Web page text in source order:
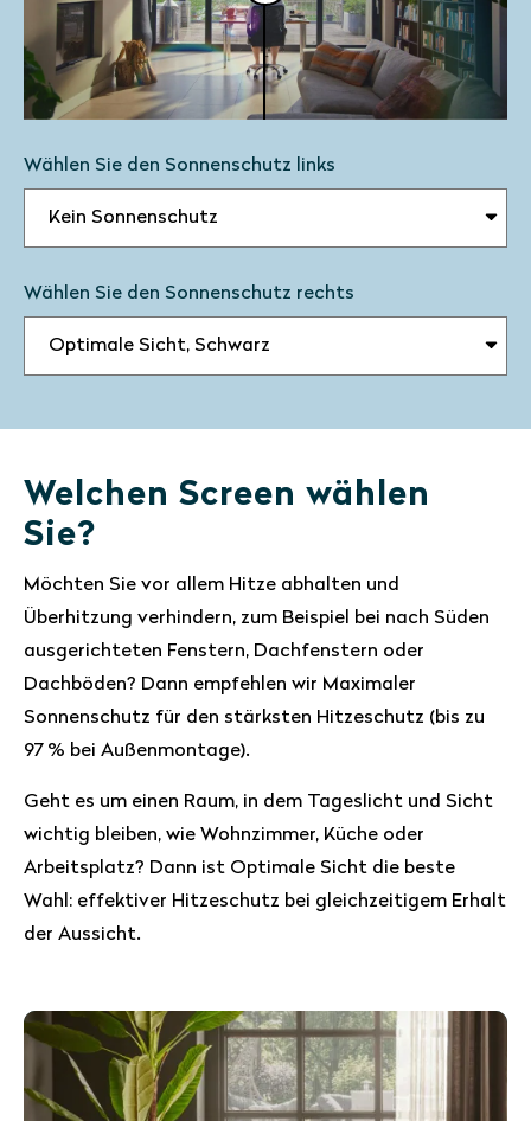
Wählen Sie den Sonnenschutz links
Wählen Sie den Sonnenschutz rechts
Welchen Screen wählen
Sie?
Möchten Sie vor allem Hitze abhalten und
Überhitzung verhindern, zum Beispiel bei nach Süden
ausgerichteten Fenstern, Dachfenstern oder
Dachböden? Dann empfehlen wir Maximaler
Sonnenschutz für den stärksten Hitzeschutz (bis zu
97 % bei Außenmontage).
Geht es um einen Raum, in dem Tageslicht und Sicht
wichtig bleiben, wie Wohnzimmer, Küche oder
Arbeitsplatz? Dann ist Optimale Sicht die beste
Wahl: effektiver Hitzeschutz bei gleichzeitigem Erhalt
der Aussicht.